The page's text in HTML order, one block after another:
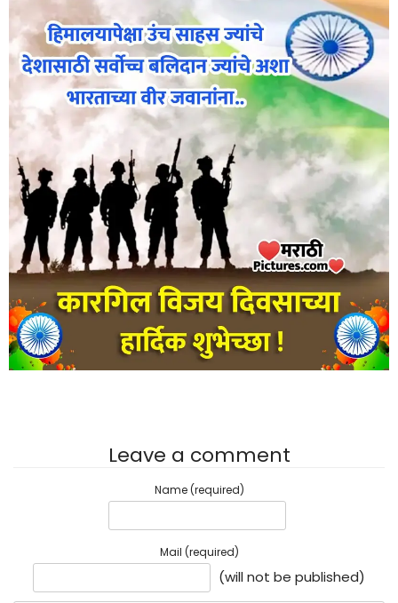
Leave a comment
Name (required)
Mail (required)
(will not be published)